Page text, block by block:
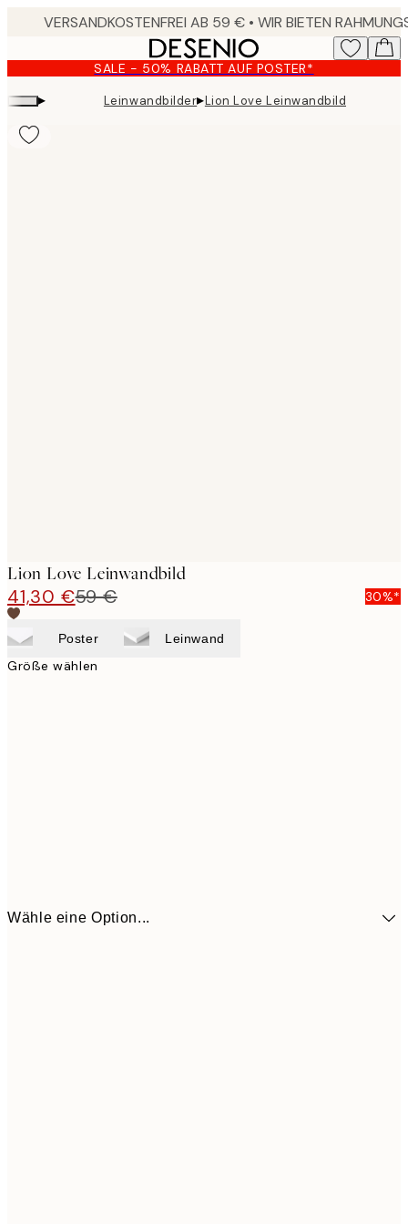
content.
SALE - 50% RABATT AUF POSTER*
▸ Leinwandbilder▸Lion Love Leinwandbild
Lion Love Leinwandbild
41,30 €59 € 30%*
Poster Leinwand
Größe wählen
Wähle eine Option...